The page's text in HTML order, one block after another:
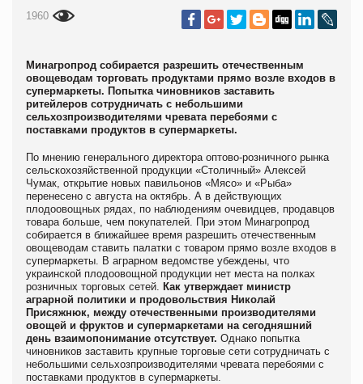
1960
Минагропрод собирается разрешить отечественным
овощеводам торговать продуктами прямо возле входов в
супермаркеты. Попытка чиновников заставить
ритейлеров сотрудничать с небольшими
сельхозпроизводителями чревата перебоями с
поставками продуктов в супермаркеты.
По мнению генерального директора оптово-розничного рынка
сельскохозяйственной продукции «Столичный» Алексей
Чумак, открытие новых павильонов «Мясо» и «Рыба»
перенесено с августа на октябрь. А в действующих
плодоовощных рядах, по наблюдениям очевидцев, продавцов
товара больше, чем покупателей. При этом Минагропрод
собирается в ближайшее время разрешить отечественным
овощеводам ставить палатки с товаром прямо возле входов в
супермаркеты. В аграрном ведомстве убеждены, что
украинской плодоовощной продукции нет места на полках
розничных торговых сетей. Как утверждает министр
аграрной политики и продовольствия Николай
Присяжнюк, между отечественными производителями
овощей и фруктов и супермаркетами на сегодняшний
день взаимопонимание отсутствует. Однако попытка
чиновников заставить крупные торговые сети сотрудничать с
небольшими сельхозпроизводителями чревата перебоями с
поставками продуктов в супермаркеты.